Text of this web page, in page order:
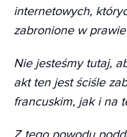
internetowych,
zabronione w
Nie jesteśmy tutaj,
akt ten jest ściśle
francuskim, jak i na